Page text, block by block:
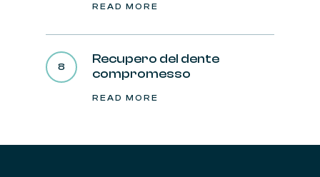
READ MORE
Recupero del dente
compromesso
READ MORE